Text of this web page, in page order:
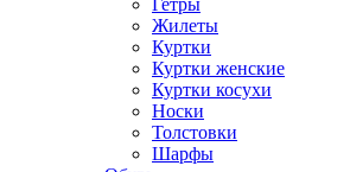
Жилеты
Куртки
Куртки женские
Куртки косухи
Носки
Толстовки
Шарфы